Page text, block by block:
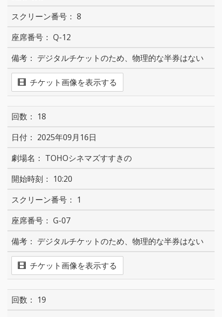
8
Q-12
デジタルチケットのため、物理的な半券はない
チケット画像を表示する
18
2025年09月16日
TOHOシネマズすすきの
10:20
1
G-07
デジタルチケットのため、物理的な半券はない
チケット画像を表示する
19